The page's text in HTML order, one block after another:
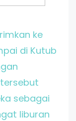
ke
di Kutub
sebagai
liburan